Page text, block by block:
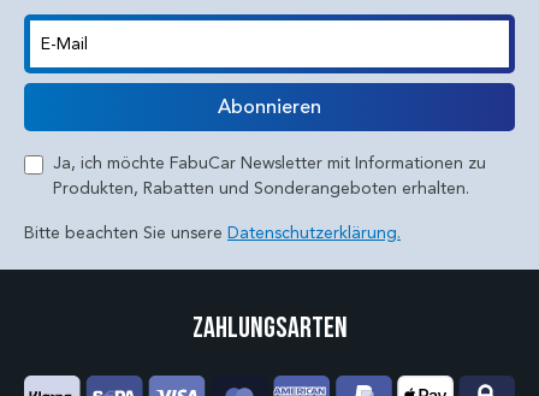
E-Mail
Abonnieren
Ja, ich möchte FabuCar Newsletter mit Informationen zu
Produkten, Rabatten und Sonderangeboten erhalten.
Bitte beachten Sie unsere Datenschutzerklärung.
Zahlungsarten